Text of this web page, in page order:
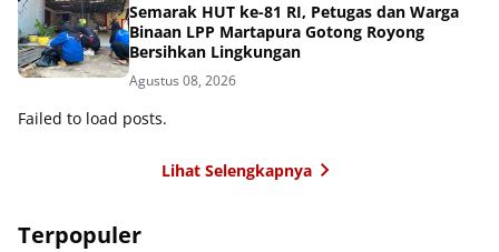
Semarak HUT ke-81 RI, Petugas dan Warga
Binaan LPP Martapura Gotong Royong
Bersihkan Lingkungan
Agustus 08, 2026
Failed to load posts.
Lihat Selengkapnya
Terpopuler